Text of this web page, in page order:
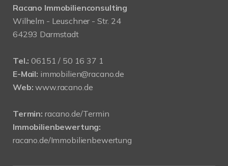
Racano Immobilienconsulting
Wilhelm - Leuschner - Str. 24
64293 Darmstadt
Tel.: 06151 / 50 16 37 1
E-Mail: immobilien@racano.de
Web: www.racano.de
Termin: racano.de/Termin
Immobilienbewertung:
racano.de/Immobilienbewertung